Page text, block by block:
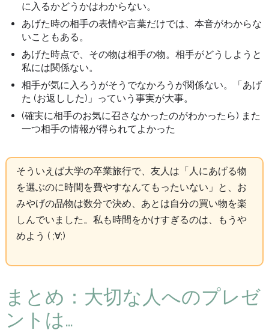
に入るかどうかはわからない。
あげた時の相手の表情や言葉だけでは、本音がわからな
いこともある。
あげた時点で、その物は相手の物。相手がどうしようと
私には関係ない。
相手が気に入ろうがそうでなかろうが関係ない。「あげ
た (お返しした)」っていう事実が大事。
(確実に相手のお気に召さなかったのがわかったら) また
一つ相手の情報が得られてよかった
そういえば大学の卒業旅行で、友人は「人にあげる物
を選ぶのに時間を費やすなんてもったいない」と、お
みやげの品物は数分で決め、あとは自分の買い物を楽
しんでいました。私も時間をかけすぎるのは、もうや
めよう ( ;∀;)
まとめ：大切な人へのプレゼ
ントは…